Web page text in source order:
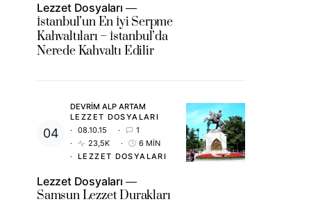
Lezzet Dosyaları
İstanbul’un En İyi Serpme
Kahvaltıları – İstanbul’da
Nerede Kahvaltı Edilir
DEVRIM ALP ARTAM
LEZZET DOSYALARI
08.10.15
1
23,5K
6 MIN
LEZZET DOSYALARI
Lezzet Dosyaları
Samsun Lezzet Durakları